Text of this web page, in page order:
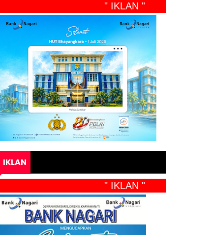
" IKLAN "
IKLAN
" IKLAN "